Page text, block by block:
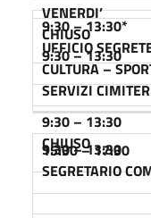
VENERDI’
CHIUSO
9:30 – 13:30
9:30 – 13:30
CHIUSO
9:30 – 13:30*
15:30 – 17:30
UFFICIO
CULTURA –
SERVIZI
9:30 – 13:30
SEGRETARIO